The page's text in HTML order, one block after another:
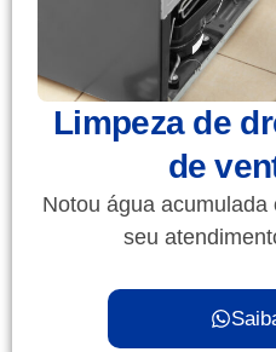
Limpeza de
de
Notou água
seu